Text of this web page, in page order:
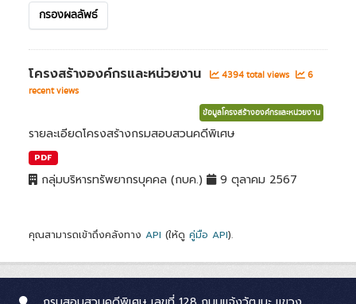
กรองผลลัพธ์
โครงสร้างองค์กรและหน่วยงาน 4394 total views
6
recent views
ข้อมูลโครงสร้างองค์กรและหน่วยงาน
รายละเอียดโครงสร้างกรมสอบสวนคดีพิเศษ
PDF
กลุ่มบริหารทรัพยากรบุคคล (กบค.) 9 ตุลาคม 2567
คุณสามารถเข้าถึงคลังทาง API (ให้ดู คู่มือ API).